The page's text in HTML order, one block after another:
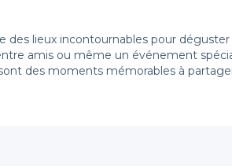
des lieux incontournables pour
amis ou même un événement
des moments mémorables à
d'explorer un large éventail de
vous pouvez facilement choisir